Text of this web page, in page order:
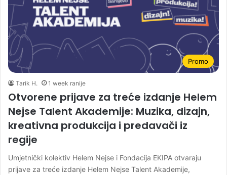
Promo
Tarik H. 1 week ranije
Otvorene prijave za treće izdanje Helem
Nejse Talent Akademije: Muzika, dizajn,
kreativna produkcija i predavači iz
regije
Umjetnički kolektiv Helem Nejse i Fondacija EKIPA otvaraju
prijave za treće izdanje Helem Nejse Talent Akademije,